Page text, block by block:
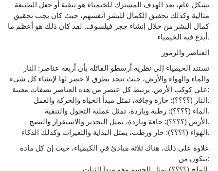
بشكل عام، يعد الهدف المشترك للخيمياء هو تنقية أو جعل الطبيعة
مثالية وكذلك تحقيق الكمال للبشر أنفسهم، حيث كان يجب تحقيق
كمال البشر من خلال إنشاء حجر فيلسوف. لقد كان ذلك هو أعظم ما
أبدع فيه الخيمياء.
العناصر والرموز
تستند الخيمياء إلى نظرية أرسطو القائلة بأن أربعة عناصر: النار
والماء والهواء والأرض، حيث تتحد بطرق لا حصر لها لإنشاء كل شيء
على كوكب الأرض. يرتبط كل عنصر من هذه العناصر بصفات معينة:
النار (؟؟؟؟): حارة وجافة، تمثل مبدأ الحياة والحركة والعمل.
الماء (؟؟؟؟): رطبة وباردة، تمثل عملية التحول والتنقية.
الأرض (؟؟؟؟): جافة وباردة، تمثل التجذير والاستقرار والنضج.
الهواء (؟؟؟؟): حار ورطب، يمثل البداية والتغيرات وكذلك الذكاء.
علاوة على ذلك، هناك ثلاثة مبادئ في الكيمياء، حيث إن كل مادة
تتكون من: